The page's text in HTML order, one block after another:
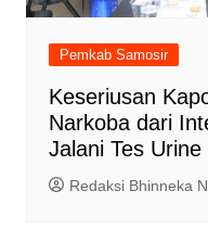
Pemkab Samosir
Keseriusan
Narkoba dari
Jalani Tes
Redaksi Bhinneka